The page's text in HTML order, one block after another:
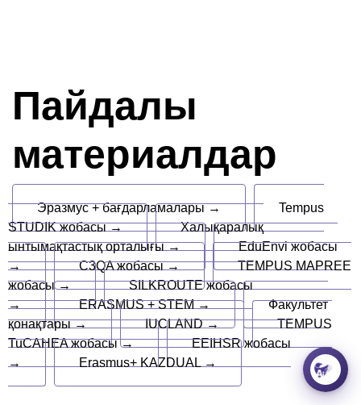
Пайдалы
материалдар
Эразмус + бағдарламалары →
Tempus
STUDIK жобасы →
Халықаралық
ынтымақтастық орталығы →
EduEnvi жобасы
→
C3QA жобасы →
TEMPUS MAPREE
жобасы →
SILKROUTE жобасы
→
ERASMUS + STEM →
Факультет
қонақтары →
IUCLAND →
TEMPUS
TuCAHEA жобасы →
EEIHSR жобасы
→
Erasmus+ KAZDUAL →